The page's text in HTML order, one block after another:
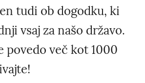
tudi ob dogodku, ki
vsaj za našo državo.
povedo več kot 1000